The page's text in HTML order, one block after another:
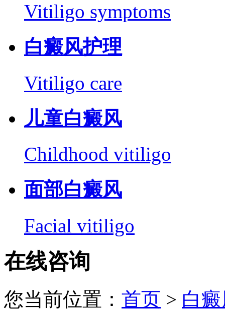
Vitiligo symptoms
白癜风护理
Vitiligo care
儿童白癜风
Childhood vitiligo
面部白癜风
Facial vitiligo
在线咨询
您当前位置： 首页 > 白